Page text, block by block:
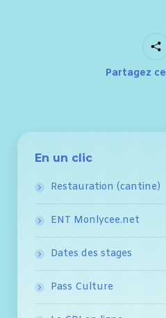
Partagez
En un clic
Restauration (cantine)
ENT Monlycee.net
Dates des stages
Pass Culture